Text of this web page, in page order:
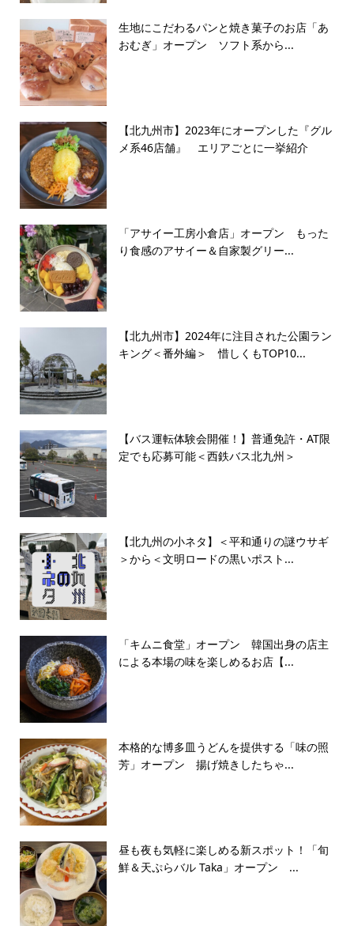
生地にこだわるパンと焼き菓子のお店「あ
おむぎ」オープン ソフト系から...
【北九州市】2023年にオープンした『グル
メ系46店舗』 エリアごとに一挙紹介
「アサイー工房小倉店」オープン もった
り食感のアサイー＆自家製グリー...
【北九州市】2024年に注目された公園ラン
キング＜番外編＞ 惜しくもTOP10...
【バス運転体験会開催！】普通免許・AT限
定でも応募可能＜西鉄バス北九州＞
【北九州の小ネタ】＜平和通りの謎ウサギ
＞から＜文明ロードの黒いポスト...
「キムニ食堂」オープン 韓国出身の店主
による本場の味を楽しめるお店【...
本格的な博多皿うどんを提供する「味の照
芳」オープン 揚げ焼きしたちゃ...
昼も夜も気軽に楽しめる新スポット！「旬
鮮＆天ぷらバル Taka」オープン ...